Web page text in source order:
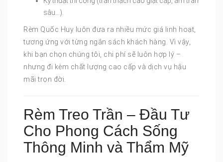
sâu…).
Rèm Quốc Huy luôn đưa ra nhiều mức giá linh hoạt,
tương ứng với từng ngân sách khách hàng. Vì vậy,
khi bạn chọn chúng tôi, chi phí sẽ luôn hợp lý –
nhưng đi kèm chất lượng cao cấp và dịch vụ hậu
mãi trọn đời.
Rèm Treo Trần – Đầu Tư
Cho Phong Cách Sống
Thông Minh và Thẩm Mỹ